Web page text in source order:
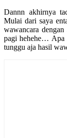
Dannn akhirnya
Mulai dari saya
wawancara
pagi hehehe… Apa
tunggu aja hasil